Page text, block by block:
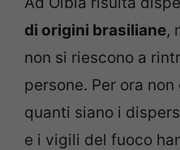
di origini brasiliane,
non si riescono a
persone. Per ora
quanti siano i
e i vigili del fuoco